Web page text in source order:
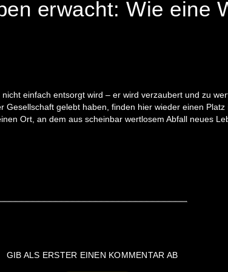
erwacht: Wie eine
einfach entsorgt wird – er wird verzaubert und zu
gelebt haben, finden hier wieder einen
Ort, an dem aus scheinbar wertlosem Abfall neues
GIB ALS ERSTER EINEN KOMMENTAR AB